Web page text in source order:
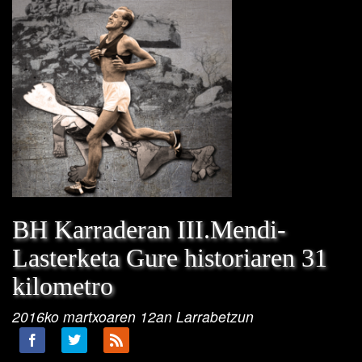
BH Karraderan III.Mendi-
Lasterketa Gure historiaren 31
kilometro
2016ko martxoaren 12an Larrabetzun